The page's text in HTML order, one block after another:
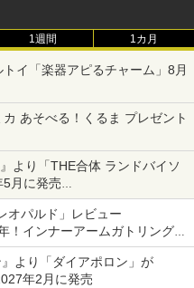
1週間 1カ月
イ「楽器アピるチャーム」8月
あそべる！くるま プレゼント
ではの体験とコラボの楽しさを
より「THE合体 ランドバイソ
月に発売
動するオプションパーツセット
オパルド」レビュー
！インナーアームガトリングの
ットでキット化！
より「ダイアポロン」が
年2月に発売